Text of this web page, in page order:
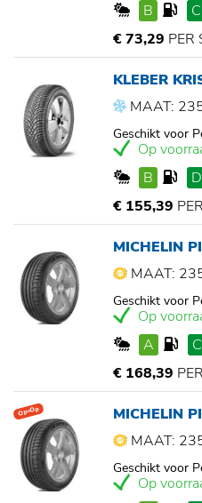
B
C
€ 73,29 PER
KLEBER
MAAT:
Geschikt voor
Op
B
D
€ 155,39
MICHELIN
MAAT:
Geschikt voor
Op
A
C
€ 168,39
Op=Op
MICHELIN
MAAT:
Geschikt voor
Op